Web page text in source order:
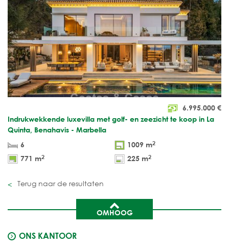
6.995.000 €
Indrukwekkende luxevilla met golf- en zeezicht te koop in La
Quinta, Benahavis - Marbella
6
1009 m2
771 m2 225 m2
Terug naar de resultaten
OMHOOG
ONS KANTOOR